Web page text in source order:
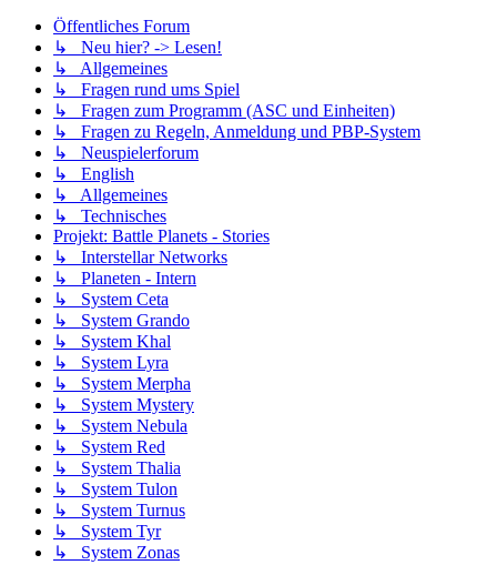
Öffentliches Forum
↳ Neu hier? -> Lesen!
↳ Allgemeines
↳ Fragen rund ums Spiel
↳ Fragen zum Programm (ASC und Einheiten)
↳ Fragen zu Regeln, Anmeldung und PBP-System
↳ Neuspielerforum
↳ English
↳ Allgemeines
↳ Technisches
Projekt: Battle Planets - Stories
↳ Interstellar Networks
↳ Planeten - Intern
↳ System Ceta
↳ System Grando
↳ System Khal
↳ System Lyra
↳ System Merpha
↳ System Mystery
↳ System Nebula
↳ System Red
↳ System Thalia
↳ System Tulon
↳ System Turnus
↳ System Tyr
↳ System Zonas